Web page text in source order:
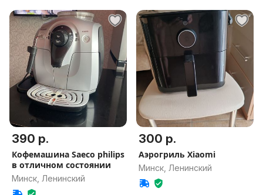
390 р.
Кофемашина Saeco philips
в отличном состоянии
Минск, Ленинский
300 р.
Аэрогриль Xiaomi
Минск, Ленинский